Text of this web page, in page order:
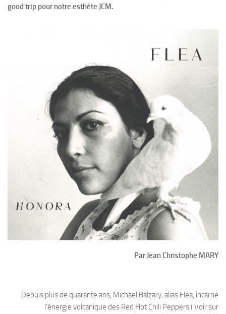
good trip pour notre esthète JCM.
Par Jean Christophe MARY
Depuis plus de quarante ans, Michael Balzary, alias Flea, incarne
l’énergie volcanique des Red Hot Chili Peppers ( Voir sur